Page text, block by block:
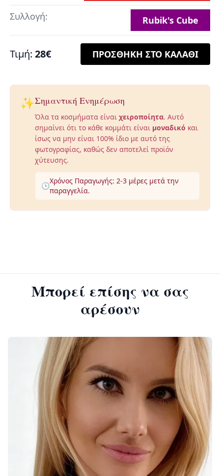
Συλλογή: Rubik's Cube
Τιμή: 28€ ΠΡΟΣΘΗΚΗ ΣΤΟ ΚΑΛΑΘΙ
✨Σημαντική Ενημέρωση
Όλα τα κοσμήματα είναι χειροποίητα. Αυτό
σημαίνει ότι το κάθε κομμάτι είναι μοναδικό και
ίσως να μην είναι 100% ίδιο με αυτό της
φωτογραφίας, καθώς δεν αποτελεί προϊόν
χύτευσης.
🕒
Χρόνος Παραγωγής: 2-3 μέρες μετά την
παραγγελία.
Μπορεί επίσης να σας
αρέσουν